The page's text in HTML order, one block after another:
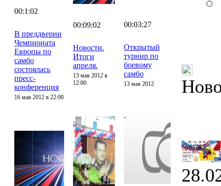
00:1:02
В преддверии
Чемпионата
Европы по
самбо
состоялась
пресс-
конференция
16 мая 2012 в 22:00
00:09:02
Новости.
Итоги
апреля.
13 мая 2012 в
12:00
00:03:27
Открытый
турнир по
боевому
самбо
13 мая 2012